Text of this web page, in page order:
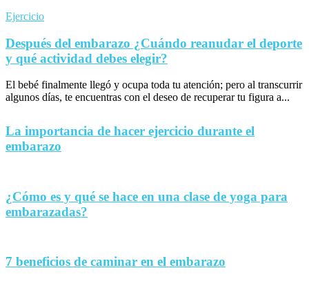
Ejercicio
Después del embarazo ¿Cuándo reanudar el deporte
y qué actividad debes elegir?
El bebé finalmente llegó y ocupa toda tu atención; pero al transcurrir
algunos días, te encuentras con el deseo de recuperar tu figura a...
La importancia de hacer ejercicio durante el
embarazo
¿Cómo es y qué se hace en una clase de yoga para
embarazadas?
7 beneficios de caminar en el embarazo